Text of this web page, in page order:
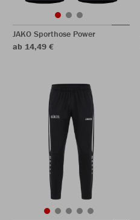
JAKO Sporthose Power
ab 14,49 €